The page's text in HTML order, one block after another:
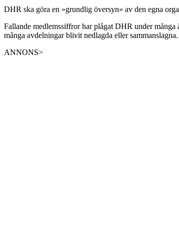
DHR ska göra en »grundlig översyn« av den egna
Fallande medlemssiffror har plågat DHR under
många avdelningar blivit nedlagda eller sammanslagna.
ANNONS>